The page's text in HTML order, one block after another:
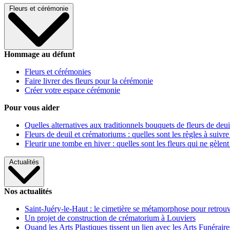
Fleurs et cérémonie
Hommage au défunt
Fleurs et cérémonies
Faire livrer des fleurs pour la cérémonie
Créer votre espace cérémonie
Pour vous aider
Quelles alternatives aux traditionnels bouquets de fleurs de
Fleurs de deuil et crématoriums : quelles sont les règles à
Fleurir une tombe en hiver : quelles sont les fleurs qui ne gèlent
Actualités
Nos actualités
Saint-Juéry-le-Haut : le cimetière se métamorphose pour
Un projet de construction de crématorium à Louviers
Quand les Arts Plastiques tissent un lien avec les Arts